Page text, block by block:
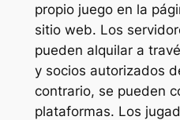
propio juego en la
sitio web. Los
pueden alquilar a
y socios autorizados
contrario, se pueden
plataformas. Los